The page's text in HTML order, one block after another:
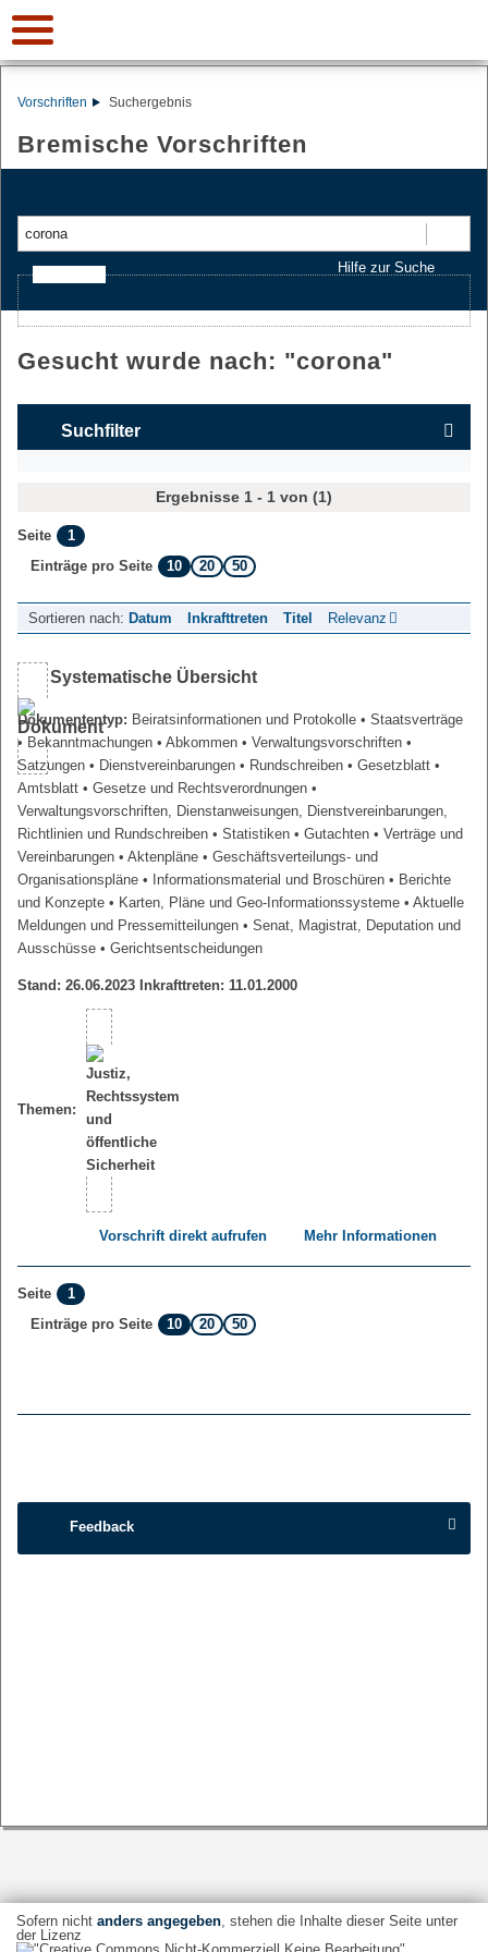
Vorschriften Suchergebnis
Bremische Vorschriften
Hilfe zur Suche
Gesucht wurde nach: "corona"
Suchfilter
Ergebnisse 1 - 1 von (1)
Seite
1
Einträge pro Seite
10 20 50
Sortieren nach: Datum Inkrafttreten Titel Relevanz
Systematische Übersicht
Dokumententyp: Beiratsinformationen und Protokolle • Staatsverträge
• Bekanntmachungen • Abkommen • Verwaltungsvorschriften •
Satzungen • Dienstvereinbarungen • Rundschreiben • Gesetzblatt •
Amtsblatt • Gesetze und Rechtsverordnungen •
Verwaltungsvorschriften, Dienstanweisungen, Dienstvereinbarungen,
Richtlinien und Rundschreiben • Statistiken • Gutachten • Verträge und
Vereinbarungen • Aktenpläne • Geschäftsverteilungs- und
Organisationspläne • Informationsmaterial und Broschüren • Berichte
und Konzepte • Karten, Pläne und Geo-Informationssysteme • Aktuelle
Meldungen und Pressemitteilungen • Senat, Magistrat, Deputation und
Ausschüsse • Gerichtsentscheidungen
Stand: 26.06.2023 Inkrafttreten: 11.01.2000
Themen:
Vorschrift direkt aufrufen Mehr Informationen
Seite
1
Einträge pro Seite
10 20 50
Feedback
Sofern nicht anders angegeben, stehen die Inhalte dieser Seite unter
der Lizenz